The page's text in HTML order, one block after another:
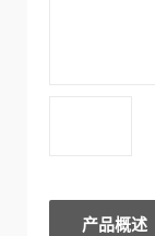
产品概述